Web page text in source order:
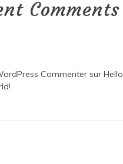
Comments
Commenter surHello